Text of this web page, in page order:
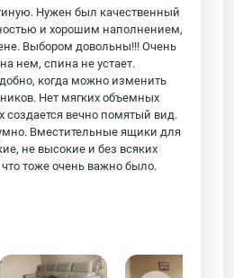
Нужен был качественный
и хорошим наполнением,
Выбором довольны!!! Очень
нем, спина не устает.
когда можно изменить
Нет мягких объемных
создается вечно помятый вид.
Вместительные ящики для
не высокие и без всяких
тоже очень важно было.